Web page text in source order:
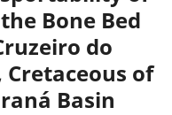
Bone Bed
do
Cretaceous of
Basin